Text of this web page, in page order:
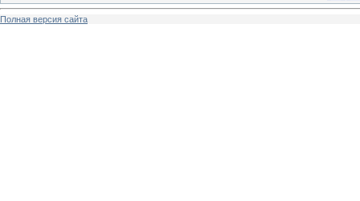
Полная версия сайта